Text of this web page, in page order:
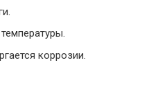
коррозии.